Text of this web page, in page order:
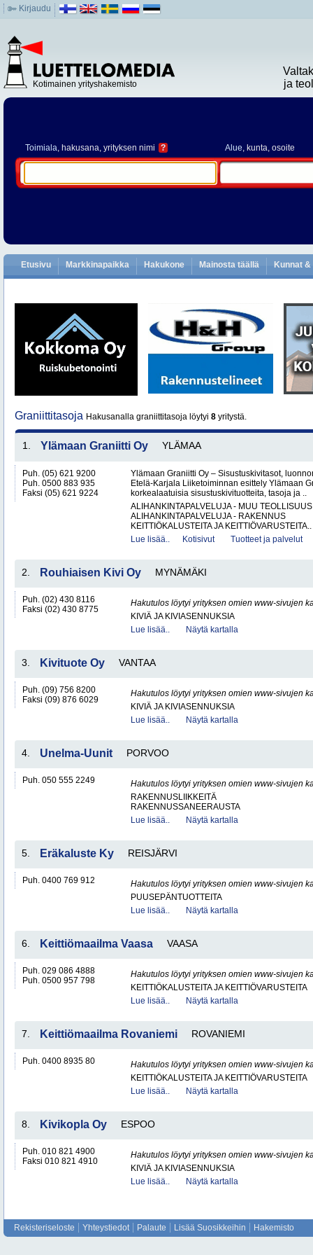
Kirjaudu
Kotimainen yrityshakemisto
ja
Toimiala, hakusana, yrityksen nimi ? Alue, kunta, osoite
Etusivu Markkinapaikka Hakukone Mainosta täällä Kunnat
Graniittitasoja Hakusanalla graniittitasoja löytyi 8 yritystä.
1. Ylämaan Graniitti Oy YLÄMAA
Puh. (05) 621 9200
Puh. 0500 883 935
Faksi (05) 621 9224
Ylämaan Graniitti Oy – Sisustuskivitasot,
Etelä-Karjala Liiketoiminnan esittely Ylämaan
korkealaatuisia sisustuskivituotteita, tasoja ja ..
ALIHANKINTAPALVELUJA - MUU TEOLLISUUS
ALIHANKINTAPALVELUJA - RAKENNUS
KEITTIÖKALUSTEITA JA KEITTIÖVARUSTEITA..
Lue lisää..
Kotisivut Tuotteet ja palvelut
2. Rouhiaisen Kivi Oy MYNÄMÄKI
Puh. (02) 430 8116
Faksi (02) 430 8775
Hakutulos löytyi yrityksen omien www-sivujen
KIVIÄ JA KIVIASENNUKSIA
Lue lisää..
Näytä kartalla
3. Kivituote Oy VANTAA
Puh. (09) 756 8200
Faksi (09) 876 6029
Hakutulos löytyi yrityksen omien www-sivujen
KIVIÄ JA KIVIASENNUKSIA
Lue lisää..
Näytä kartalla
4. Unelma-Uunit PORVOO
Puh. 050 555 2249
Hakutulos löytyi yrityksen omien www-sivujen
RAKENNUSLIIKKEITÄ
RAKENNUSSANEERAUSTA
Lue lisää..
Näytä kartalla
5. Eräkaluste Ky REISJÄRVI
Puh. 0400 769 912
Hakutulos löytyi yrityksen omien www-sivujen
PUUSEPÄNTUOTTEITA
Lue lisää..
Näytä kartalla
6. Keittiömaailma Vaasa VAASA
Puh. 029 086 4888
Puh. 0500 957 798
Hakutulos löytyi yrityksen omien www-sivujen
KEITTIÖKALUSTEITA JA KEITTIÖVARUSTEITA
Lue lisää..
Näytä kartalla
7. Keittiömaailma Rovaniemi ROVANIEMI
Puh. 0400 8935 80
Hakutulos löytyi yrityksen omien www-sivujen
KEITTIÖKALUSTEITA JA KEITTIÖVARUSTEITA
Lue lisää..
Näytä kartalla
8. Kivikopla Oy ESPOO
Puh. 010 821 4900
Faksi 010 821 4910
Hakutulos löytyi yrityksen omien www-sivujen
KIVIÄ JA KIVIASENNUKSIA
Lue lisää..
Näytä kartalla
Rekisteriseloste Yhteystiedot Palaute Lisää Suosikkeihin Hakemisto